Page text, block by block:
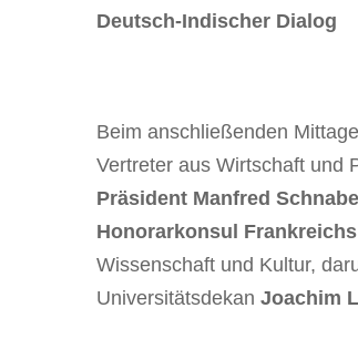
Deutsch-Indischer Dialog
Beim anschließenden
Vertreter aus Wirtschaft und
Präsident Manfred Schnabel
Honorarkonsul
Wissenschaft und Kultur,
Universitätsdekan Joachim